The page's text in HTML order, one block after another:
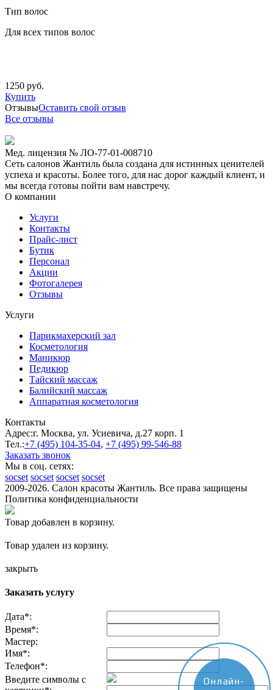
Тип волос
Для всех типов волос
1250 руб.
Купить
ОтзывыОставить свой отзыв
Все отзывы
Мед. лицензия № ЛО-77-01-008710
Сеть салонов Жантиль была создана для истинных ценителей
успеха и красоты. Более того, для нас дорог каждый клиент, и
мы всегда готовы пойти вам навстречу.
О компании
Услуги
Контакты
Прайс-лист
Бутик
Персонал
Акции
Фотогалерея
Отзывы
Услуги
Парикмахерский зал
Косметология
Маникюр
Педикюр
Тайский массаж
Балийский массаж
Аппаратная косметология
Контакты
Адрес:г. Москва, ул. Усиевича, д.27 корп. 1
Тел.:+7 (495) 104-35-04, +7 (495) 99-546-88
Заказать звонок
Мы в соц. сетях:
socset socset socset socset
2009-2026. Салон красоты Жантиль. Все права защищены
Политика конфиденциальности
Товар добавлен в корзину.
Товар удален из корзину.
закрыть
Заказать услугу
Дата*:
Время*:
Мастер:
Имя*:
Телефон*:
Введите символы с
Онлайн-